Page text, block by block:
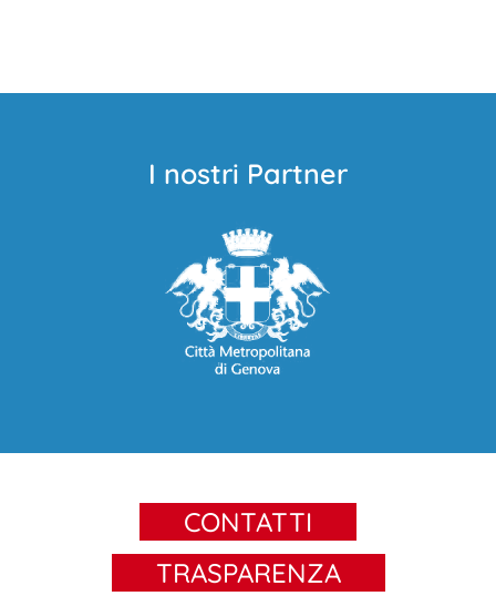
I nostri Partner
CONTATTI
TRASPARENZA